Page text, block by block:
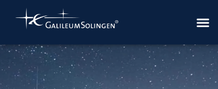
springen